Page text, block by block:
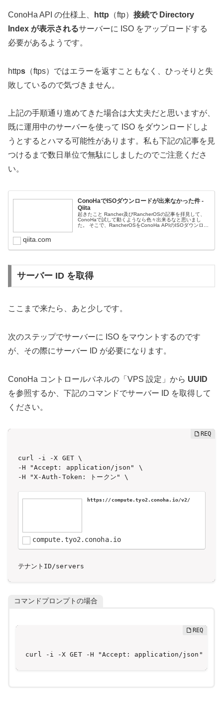
ConoHa API の仕様上、 http （ftp） 接続で Directory
Index が表示されるサーバーに ISO をアップロードする
必要があるようです。
https （ftps）ではエラーを返すこともなく、ひっそりと失
敗しているので気づきません。
上記の手順通り進めてきた場合は大丈夫だと思いますが、
既に運用中のサーバーを使って ISO をダウンロードしよ
うとするとハマる可能性があります。私も下記の記事を見
つけるまで数日単位で無駄にしましたのでご注意くださ
い。
ConoHaでISOダウンロードが出来なかった件 -
Qiita
起きたこと Rancher及びRancherOSの記事を拝見して、
ConoHaで試して動くようなら色々出来るなと思いまし
た。 そこで、RancherOSをConoHa APIのISOダウンロー
qiita.com
サーバー ID を取得
ここまで来たら、あと少しです。
次のステップでサーバーに ISO をマウントするのです
が、その際にサーバー ID が必要になります。
ConoHa コントロールパネルの「VPS 設定」から UUID
を参照するか、下記のコマンドでサーバー ID を取得して
ください。
curl -i -X GET \
-H "Accept: application/json" \
-H "X-Auth-Token: トークン" \
https://compute.tyo2.conoha.io/v2/
compute.tyo2.conoha.io
テナントID/servers
コマンドプロンプトの場合
curl -i -X GET -H "Accept: application/json" -H